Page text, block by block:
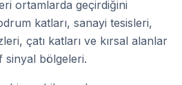
ortamlarda geçirdiğini
katları, sanayi tesisleri,
çatı katları ve kırsal alanlar
sinyal bölgeleri.